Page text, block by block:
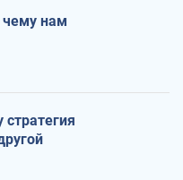
чему нам